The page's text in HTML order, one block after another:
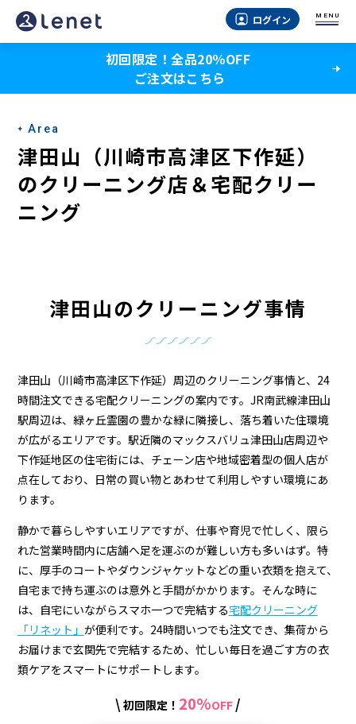
津
田
（川
崎
市
高
津
ク
リ
ー
ニ
ン
グ
店
＆
宅
配
ク
ログイン MENU
初回限定！全品20％OFF
ご注文はこちら
Area
津田山（川崎市高津区下作延）
のクリーニング店＆宅配クリー
ニング
津田山のクリーニング事情
津田山（川崎市高津区下作延）周辺のクリーニング事情と、24
時間注文できる宅配クリーニングの案内です。JR南武線津田山
駅周辺は、緑ヶ丘霊園の豊かな緑に隣接し、落ち着いた住環境
が広がるエリアです。駅近隣のマックスバリュ津田山店周辺や
下作延地区の住宅街には、チェーン店や地域密着型の個人店が
点在しており、日常の買い物とあわせて利用しやすい環境にあ
ります。
静かで暮らしやすいエリアですが、仕事や育児で忙しく、限ら
れた営業時間内に店舗へ足を運ぶのが難しい方も多いはず。特
に、厚手のコートやダウンジャケットなどの重い衣類を抱えて、
自宅まで持ち運ぶのは意外と手間がかかります。そんな時に
は、自宅にいながらスマホ一つで完結する宅配クリーニング
「リネット」 が便利です。24時間いつでも注文でき、集荷から
お届けまで玄関先で完結するため、忙しい毎日を過ごす方の衣
類ケアをスマートにサポートします。
\ 初回限定！ 20%OFF /